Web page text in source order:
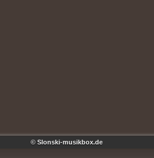
© Slonski-musikbox.de